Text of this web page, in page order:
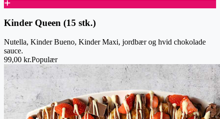
Kinder Queen (15 stk.)
Nutella, Kinder Bueno, Kinder Maxi, jordbær og hvid chokolade
sauce.
99,00 kr.Populær